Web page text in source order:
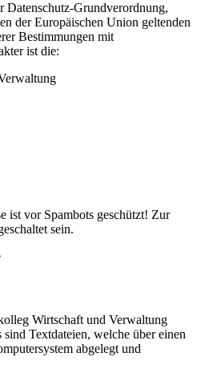
Datenschutz-Grundverordnung,
der Europäischen Union geltenden
Bestimmungen mit
ist die:
ist vor Spambots geschützt! Zur
sein.
Wirtschaft und Verwaltung
Textdateien, welche über einen
abgelegt und